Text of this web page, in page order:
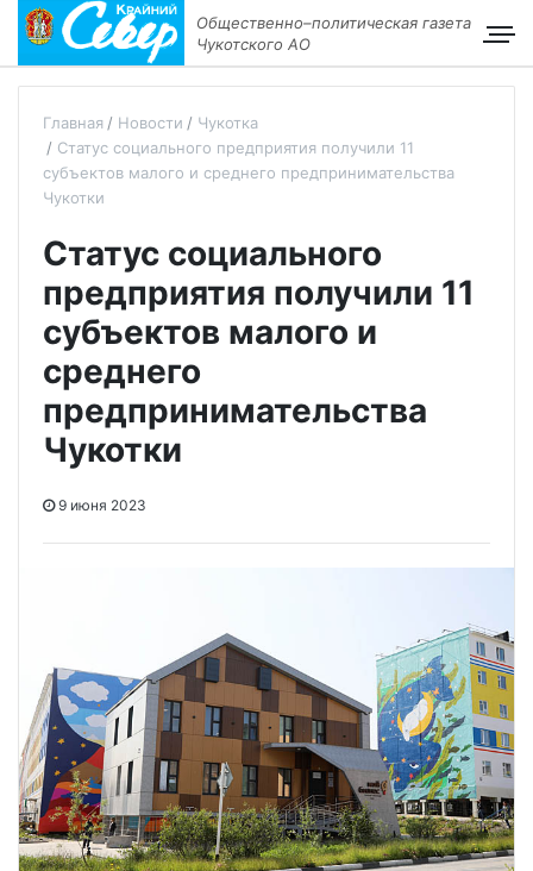
Общественно–политическая газета
Чукотского АО
Главная Новости
Чукотка
Статус социального предприятия получили 11
субъектов малого и среднего предпринимательства
Чукотки
Статус социального
предприятия получили 11
субъектов малого и
среднего
предпринимательства
Чукотки
9 июня 2023